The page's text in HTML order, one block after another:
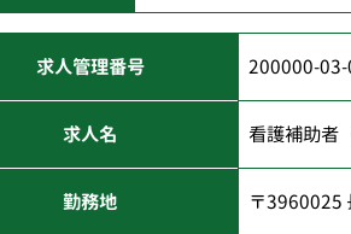
求人管理番号 200000-
求人名 看護補助者
勤務地 〒3960025